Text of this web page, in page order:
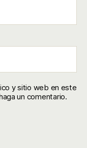
y sitio web en este
un comentario.